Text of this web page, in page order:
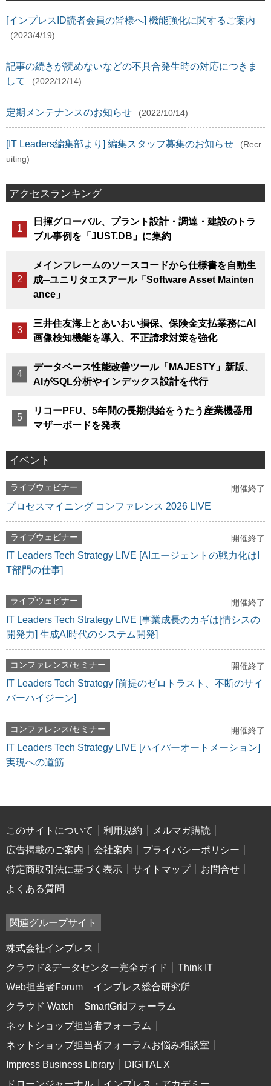
[インプレスID読者会員の皆様へ] 機能強化に関するご案内
(2023/4/19)
記事の続きが読めないなどの不具合発生時の対応につきま
して
(2022/12/14)
定期メンテナンスのお知らせ (2022/10/14)
[IT Leaders編集部より] 編集スタッフ募集のお知らせ
(Recr
uiting)
アクセスランキング
日揮グローバル、プラント設計・調達・建設のトラ
ブル事例を「JUST.DB」に集約
メインフレームのソースコードから仕様書を自動生
成─ユニリタエスアール「Software Asset Mainten
ance」
三井住友海上とあいおい損保、保険金支払業務にAI
画像検知機能を導入、不正請求対策を強化
データベース性能改善ツール「MAJESTY」新版、
AIがSQL分析やインデックス設計を代行
リコーPFU、5年間の長期供給をうたう産業機器用
マザーボードを発表
イベント
ライブウェビナー 開催終了
プロセスマイニング コンファレンス 2026 LIVE
ライブウェビナー 開催終了
IT Leaders Tech Strategy LIVE [AIエージェントの戦力化はI
T部門の仕事]
ライブウェビナー 開催終了
IT Leaders Tech Strategy LIVE [事業成長のカギは[情シスの
開発力] 生成AI時代のシステム開発]
コンファレンス/セミナー 開催終了
IT Leaders Tech Strategy [前提のゼロトラスト、不断のサイ
バーハイジーン]
コンファレンス/セミナー 開催終了
IT Leaders Tech Strategy LIVE [ハイパーオートメーション]
実現への道筋
このサイトについて 利用規約
メルマガ購読
広告掲載のご案内
会社案内
プライバシーポリシー
特定商取引法に基づく表示
サイトマップ
お問合せ
よくある質問
関連グループサイト
株式会社インプレス
クラウド&データセンター完全ガイド
Think IT
Web担当者Forum
インプレス総合研究所
クラウド Watch
SmartGridフォーラム
ネットショップ担当者フォーラム
ネットショップ担当者フォーラムお悩み相談室
Impress Business Library
DIGITAL X